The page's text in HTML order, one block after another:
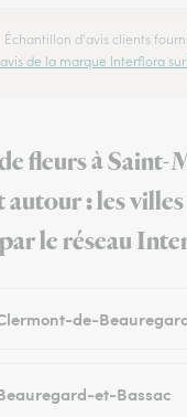
Échantillon d'avis clients
de la marque Interflora
fleurs à Saint-
autour : les
le réseau
de-
et-Bassac